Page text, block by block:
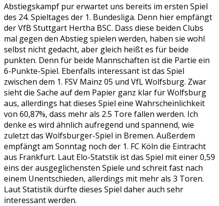
Abstiegskampf pur erwartet uns bereits im ersten Spiel
des 24. Spieltages der 1. Bundesliga. Denn hier empfängt
der VfB Stuttgart Hertha BSC. Dass diese beiden Clubs
mal gegen den Abstieg spielen werden, haben sie wohl
selbst nicht gedacht, aber gleich heißt es für beide
punkten. Denn für beide Mannschaften ist die Partie ein
6-Punkte-Spiel. Ebenfalls interessant ist das Spiel
zwischen dem 1. FSV Mainz 05 und VfL Wolfsburg. Zwar
sieht die Sache auf dem Papier ganz klar für Wolfsburg
aus, allerdings hat dieses Spiel eine Wahrscheinlichkeit
von 60,87%, dass mehr als 2.5 Tore fallen werden. Ich
denke es wird ähnlich aufregend und spannend, wie
zuletzt das Wolfsburger-Spiel in Bremen. Außerdem
empfängt am Sonntag noch der 1. FC Köln die Eintracht
aus Frankfurt. Laut Elo-Statstik ist das Spiel mit einer 0,59
eins der ausgeglichensten Spiele und schreit fast nach
einem Unentschieden, allerdings mit mehr als 3 Toren.
Laut Statistik dürfte dieses Spiel daher auch sehr
interessant werden.